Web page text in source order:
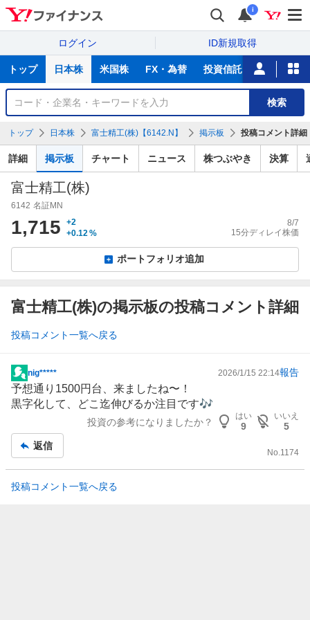
i
ログイン ID新規取得
サ
トップ 日本株 米国株 FX・為替 投資信託 ニュース
銘
検
索
検索
トップ 日本株 富士精工(株)【6142.N】 掲示板 投稿コメント詳細
詳細 掲示板 チャート ニュース 株つぶやき 決算
富士精工(株)
6142 名証MN
1,715
+2
+0.12 %
8/7
15分ディレイ株価
ポートフォリオ追加
富士精工(株)の掲示板の投稿コメント詳細
投稿コメント一覧へ戻る
掲
示
板
nig***** 2026/1/15 22:14報告
予想通り1500円台、来ましたね〜！
黒字化して、どこ迄伸びるか注目です🎶
投資の参考になりましたか？
はい
9
いいえ
5
返信
No.1174
投稿コメント一覧へ戻る